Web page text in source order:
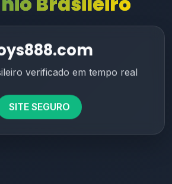
verificado em tempo real
SITE SEGURO